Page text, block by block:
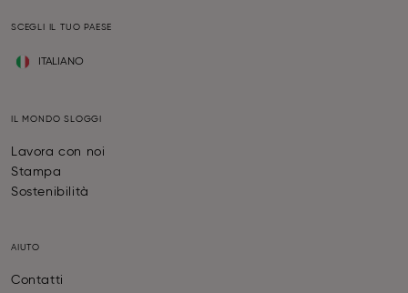
SCEGLI IL TUO PAESE
ITALIANO
IL MONDO SLOGGI
Lavora con noi
Stampa
Sostenibilità
AIUTO
Contatti